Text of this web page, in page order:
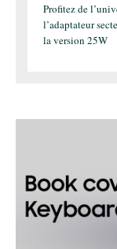
Profitez de
l’adaptateur
la version 25W